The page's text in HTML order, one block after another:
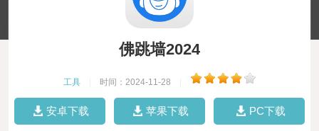
佛跳墙2024
工具 时间：2024-11-28
安卓下载 苹果下载 PC下载